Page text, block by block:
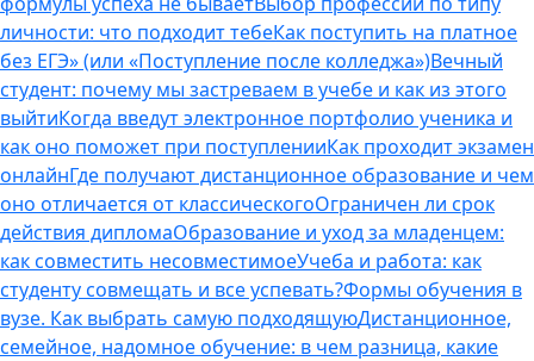
личности: что подходит тебеКак поступить на платное
без ЕГЭ» (или «Поступление после колледжа»)Вечный
студент: почему мы застреваем в учебе и как из этого
выйтиКогда введут электронное портфолио ученика и
как оно поможет при поступленииКак проходит экзамен
онлайнГде получают дистанционное образование и чем
оно отличается от классическогоОграничен ли срок
действия дипломаОбразование и уход за младенцем:
как совместить несовместимоеУчеба и работа: как
студенту совмещать и все успевать?Формы обучения в
вузе. Как выбрать самую подходящуюДистанционное,
семейное, надомное обучение: в чем разница, какие